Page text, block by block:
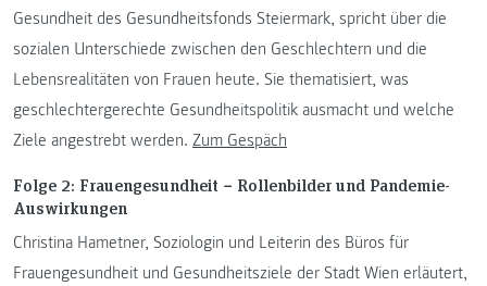
Gesundheit des Gesundheitsfonds Steiermark, spricht über die
sozialen Unterschiede zwischen den Geschlechtern und die
Lebensrealitäten von Frauen heute. Sie thematisiert, was
geschlechtergerechte Gesundheitspolitik ausmacht und welche
Ziele angestrebt werden. Zum Gespäch
Folge 2: Frauengesundheit − Rollenbilder und Pandemie-
Auswirkungen
Christina Hametner, Soziologin und Leiterin des Büros für
Frauengesundheit und Gesundheitsziele der Stadt Wien erläutert,